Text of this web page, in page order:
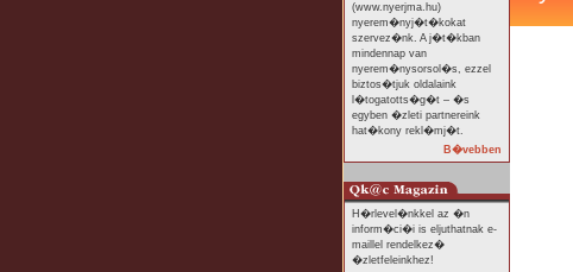
(www.nyerjma.hu)
nyerem�nyj�t�kokat
szervez�nk. A j�t�kban
mindennap van
nyerem�nysorsol�s, ezzel
biztos�tjuk oldalaink
l�togatotts�g�t – �s
egyben �zleti partnereink
hat�kony rekl�mj�t.
B�vebben
H�rlevel�nkkel az �n
inform�ci�i is eljuthatnak e-
maillel rendelkez�
�zletfeleinkhez!